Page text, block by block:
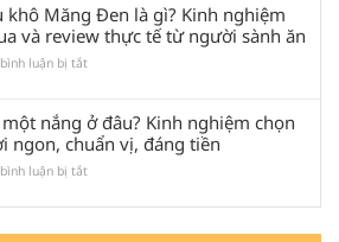
Đen
chuẩn
khi
ghé
Quảng
Ngãi
nắng
Măng
lại
săn
tìm
nhiều
đến
Măng
Đen:
Kinh
nghiệm
ăn
gì,
đâu
gì
khô Măng Đen là gì? Kinh nghiệm
và review thực tế từ người sành ăn
luận bị tắtở
khô
Măng
Đen
là
Kinh
nghiệm
nắng ở đâu? Kinh nghiệm chọn
ngon, chuẩn vị, đáng tiền
luận bị tắtở
bò